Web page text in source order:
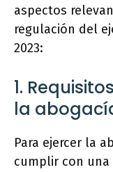
aspectos
regulación del
2023:
1.
la
Para ejercer la
cumplir con